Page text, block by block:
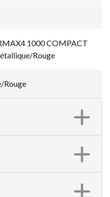
1000 COMPACT
Rouge
Rouge